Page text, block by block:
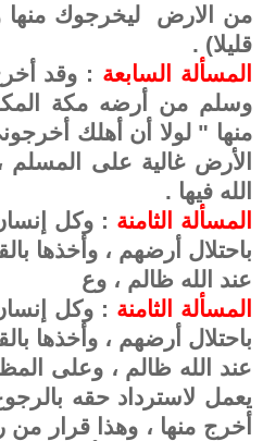
من الارض ليخرجوك منها
قليلا) .
المسألة السابعة : وقد
وسلم من أرضه مكة
منها " لولا أن أهلك
الأرض غالية على المسلم
الله فيها .
المسألة الثامنة : وكل
باحتلال أرضهم ، وأخذها
عند الله ظالم ، وع
المسألة الثامنة : وكل
باحتلال أرضهم ، وأخذها
عند الله ظالم ، وعلى
يعمل لاسترداد حقه
أخرج منها ، وهذا قرار